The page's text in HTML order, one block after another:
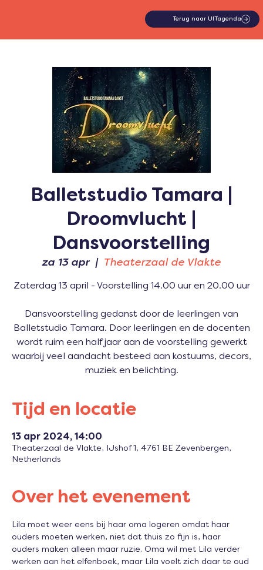
Terug naar UITagenda
Balletstudio Tamara |
Droomvlucht |
Dansvoorstelling
za 13 apr
  |
Theaterzaal de Vlakte
Zaterdag 13 april - Voorstelling 14.00 uur en 20.00 uur
Dansvoorstelling gedanst door de leerlingen van
Balletstudio Tamara. Door leerlingen en de docenten
wordt ruim een half jaar aan de voorstelling gewerkt
waarbij veel aandacht besteed aan kostuums, decors,
muziek en belichting.
Tijd en locatie
13 apr 2024, 14:00
Theaterzaal de Vlakte, IJshof 1, 4761 BE Zevenbergen,
Netherlands
Over het evenement
Lila moet weer eens bij haar oma logeren omdat haar
ouders moeten werken, niet dat thuis zo fijn is, haar
ouders maken alleen maar ruzie. Oma wil met Lila verder
werken aan het elfenboek, maar Lila voelt zich daar te oud